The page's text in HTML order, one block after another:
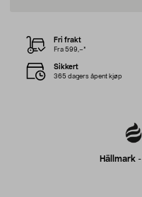
Hällmark-
Fri frakt
Fra 599,–*
Sikkert
365 dagers åpent kjøp